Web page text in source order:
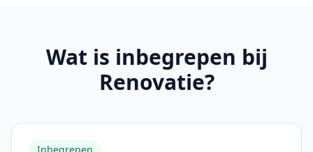
Wat is inbegrepen bij
Renovatie?